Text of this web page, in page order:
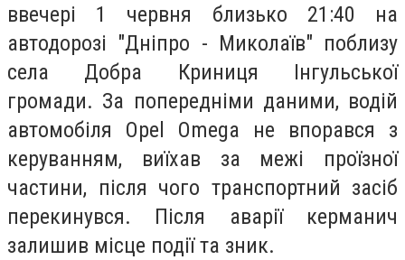
ввечері 1 червня близько 21:40 на
автодорозі "Дніпро - Миколаїв" поблизу
села Добра Криниця Інгульської
громади. За попередніми даними, водій
автомобіля Opel Omega не впорався з
керуванням, виїхав за межі проїзної
частини, після чого транспортний засіб
перекинувся. Після аварії керманич
залишив місце події та зник.